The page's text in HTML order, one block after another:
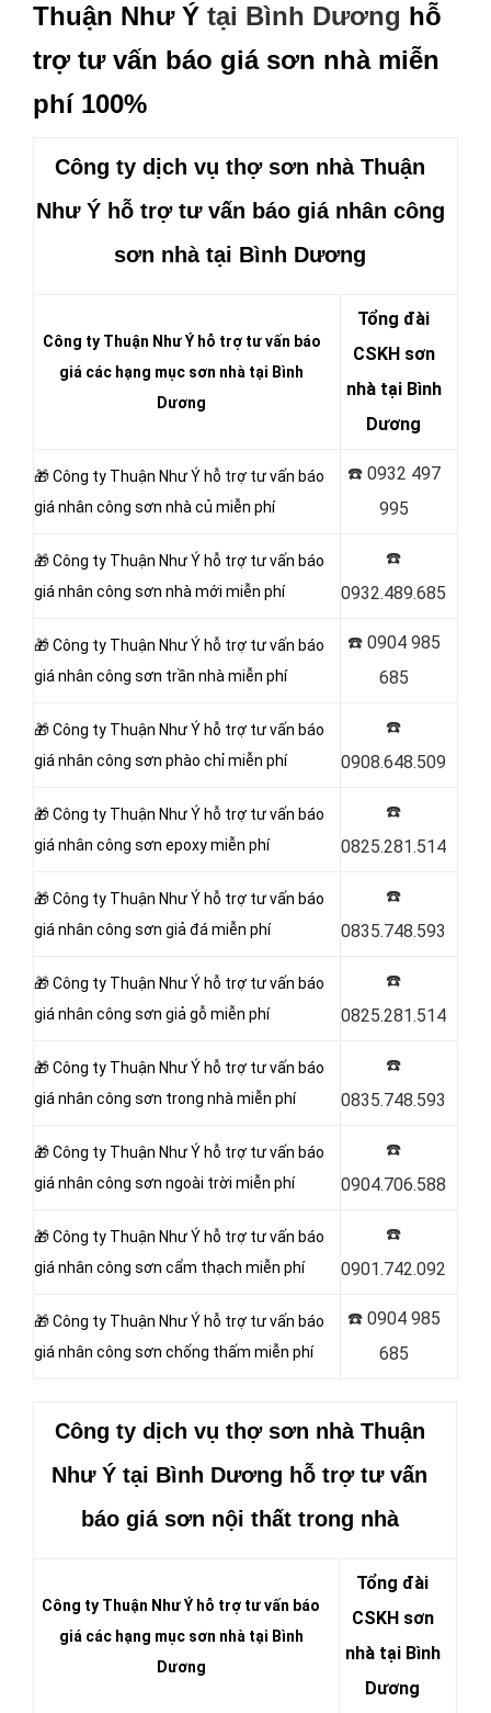
Thuận Như Ý tại Bình Dương hỗ
trợ tư vấn báo giá sơn nhà miễn
phí 100%
Công ty dịch vụ thợ sơn nhà Thuận
Như Ýhỗ trợ tư vấn báo giá nhân công
sơn nhà tại Bình Dương
Công ty Thuận Như Ý hỗ trợ tư vấn báo
giá các hạng mục sơn nhà tại Bình
Dương
Tổng đài
CSKH sơn
nhà tại Bình
Dương
🎁 Công ty Thuận Như Ý hỗ trợ tư vấn báo
giá nhân công sơn nhà củ miễn phí
☎️0932 497
995
🎁 Công ty Thuận Như Ý hỗ trợ tư vấn báo
giá nhân công sơn nhà mới miễn phí
☎️
0932.489.685
🎁 Công ty Thuận Như Ý hỗ trợ tư vấn báo
giá nhân công sơn trần nhà miễn phí
☎️0904 985
685
🎁 Công ty Thuận Như Ý hỗ trợ tư vấn báo
giá nhân công sơn phào chỉ miễn phí
☎️
0908.648.509
🎁 Công ty Thuận Như Ý hỗ trợ tư vấn báo
giá nhân công sơn epoxy miễn phí
☎️
0825.281.514
🎁 Công ty Thuận Như Ý hỗ trợ tư vấn báo
giá nhân công sơn giả đá miễn phí
☎️
0835.748.593
🎁 Công ty Thuận Như Ý hỗ trợ tư vấn báo
giá nhân công sơn giả gỗ miễn phí
☎️
0825.281.514
🎁 Công ty Thuận Như Ý hỗ trợ tư vấn báo
giá nhân công sơn trong nhà miễn phí
☎️
0835.748.593
🎁 Công ty Thuận Như Ý hỗ trợ tư vấn báo
giá nhân công sơn ngoài trời miễn phí
☎️
0904.706.588
🎁 Công ty Thuận Như Ý hỗ trợ tư vấn báo
giá nhân công sơn cẩm thạch miễn phí
☎️
0901.742.092
🎁 Công ty Thuận Như Ý hỗ trợ tư vấn báo
giá nhân công sơn chống thấm miễn phí
☎️0904 985
685
Công ty dịch vụ thợ sơn nhà Thuận
Như Ý tại Bình Dương hỗ trợ tư vấn
báo giá sơn nội thất trong nhà
Công ty Thuận Như Ý hỗ trợ tư vấn báo
giá các hạng mục sơn nhà tại Bình
Dương
Tổng đài
CSKH sơn
nhà tại Bình
Dương